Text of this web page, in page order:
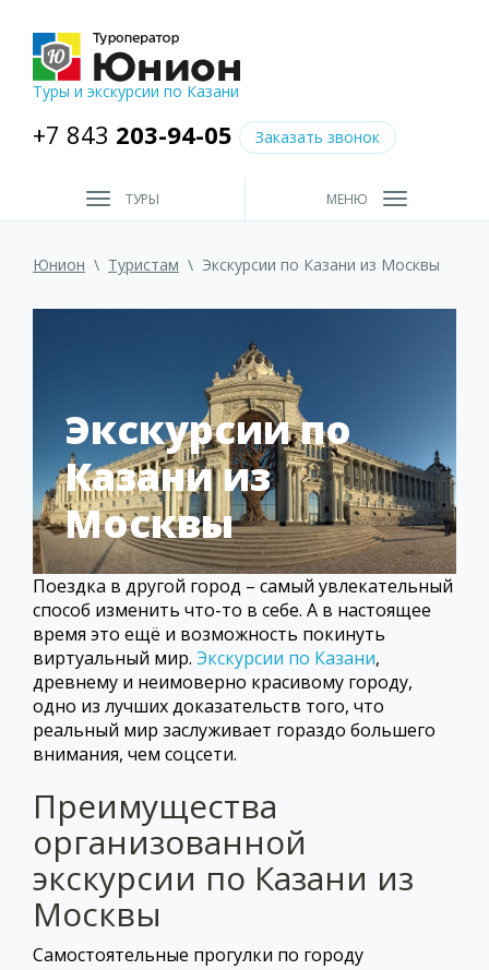
Туры и экскурсии по Казани
+7 843 203-94-05 Заказать звонок
ТУРЫ МЕНЮ
Юнион \ Туристам \ Экскурсии по Казани из Москвы
Экскурсии по
Казани из
Москвы
Поездка в другой город – самый увлекательный
способ изменить что-то в себе. А в настоящее
время это ещё и возможность покинуть
виртуальный мир. Экскурсии по Казани,
древнему и неимоверно красивому городу,
одно из лучших доказательств того, что
реальный мир заслуживает гораздо большего
внимания, чем соцсети.
Преимущества
организованной
экскурсии по Казани из
Москвы
Самостоятельные прогулки по городу